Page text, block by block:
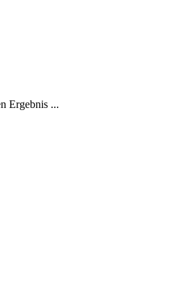
Ergebnis ...